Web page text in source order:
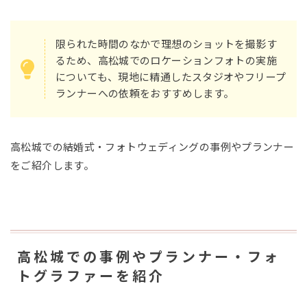
限られた時間のなかで理想のショットを撮影す
るため、高松城でのロケーションフォトの実施
についても、現地に精通したスタジオやフリープ
ランナーへの依頼をおすすめします。
高松城での結婚式・フォトウェディングの事例やプランナー
をご紹介します。
高松城での事例やプランナー・フォ
トグラファーを紹介